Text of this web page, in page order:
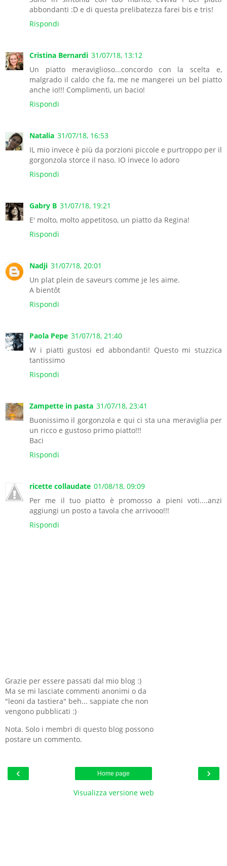
abbondanti :D e di questa prelibatezza farei bis e tris!
Rispondi
Cristina Bernardi 31/07/18, 13:12
Un piatto meraviglioso...concordo con la scelta e,
malgrado il caldo che fa, me ne mangerei un bel piatto
anche io!!! Complimenti, un bacio!
Rispondi
Natalia 31/07/18, 16:53
IL mio invece è più da porzioni piccole e purtroppo per il
gorgonzola storce il naso. IO invece lo adoro
Rispondi
Gabry B 31/07/18, 19:21
E' molto, molto appetitoso, un piatto da Regina!
Rispondi
Nadji 31/07/18, 20:01
Un plat plein de saveurs comme je les aime.
A bientôt
Rispondi
Paola Pepe 31/07/18, 21:40
W i piatti gustosi ed abbondanti! Questo mi stuzzica
tantissimo
Rispondi
Zampette in pasta 31/07/18, 23:41
Buonissimo il gorgonzola e qui ci sta una meraviglia per
un ricco e gustoso primo piatto!!!
Baci
Rispondi
ricette collaudate 01/08/18, 09:09
Per me il tuo piatto è promosso a pieni voti....anzi
aggiungi un posto a tavola che arrivooo!!!
Rispondi
Grazie per essere passati dal mio blog :)
Ma se mi lasciate commenti anonimi o da
"leoni da tastiera" beh... sappiate che non
vengono pubblicati :)
Nota. Solo i membri di questo blog possono
postare un commento.
‹ ›
Home page
Visualizza versione web